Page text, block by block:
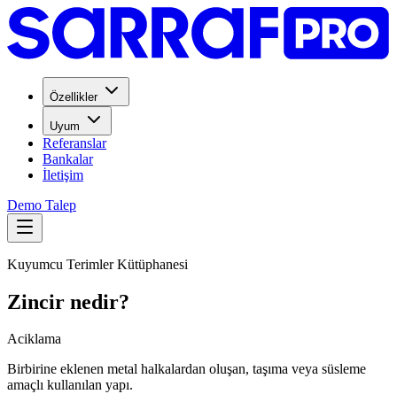
Özellikler
Uyum
Referanslar
Bankalar
İletişim
Demo Talep
Kuyumcu Terimler Kütüphanesi
Zincir nedir?
Aciklama
Birbirine eklenen metal halkalardan oluşan, taşıma veya süsleme
amaçlı kullanılan yapı.